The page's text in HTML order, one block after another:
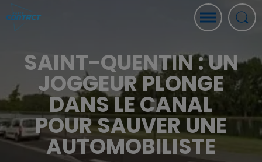
SAINT-QUENTIN : UN
JOGGEUR PLONGE
DANS LE CANAL
POUR SAUVER UNE
AUTOMOBILISTE